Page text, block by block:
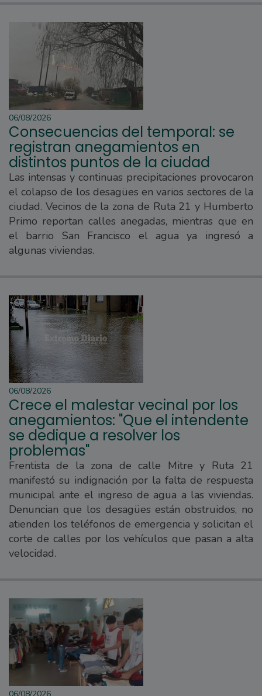
06/08/2026
Consecuencias del temporal: se
registran anegamientos en
distintos puntos de la ciudad
Las intensas y continuas precipitaciones provocaron
el colapso de los desagües en varios sectores de la
ciudad. Vecinos de la zona de Ruta 21 y Humberto
Primo reportan calles anegadas, mientras que en
el barrio San Francisco el agua ya ingresó a
algunas viviendas.
06/08/2026
Crece el malestar vecinal por los
anegamientos: "Que el intendente
se dedique a resolver los
problemas"
Frentista de la zona de calle Mitre y Ruta 21
manifestó su indignación por la falta de respuesta
municipal ante el ingreso de agua a las viviendas.
Denuncian que los desagües están obstruidos, no
atienden los teléfonos de emergencia y solicitan el
corte de calles por los vehículos que pasan a alta
velocidad.
06/08/2026